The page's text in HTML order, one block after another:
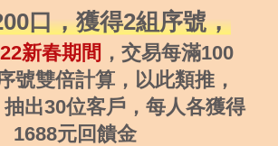
口，獲得2組序號，
新春期間 ，交易每滿100
號雙倍計算，以此類推，
出30位客戶，每人各獲得
1688元回饋金